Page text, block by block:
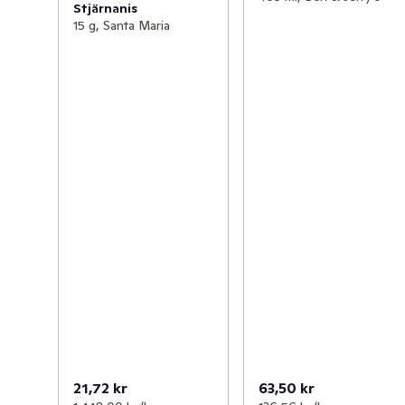
Stjärnanis
15 g, Santa Maria
21,72 kr 63,50 kr